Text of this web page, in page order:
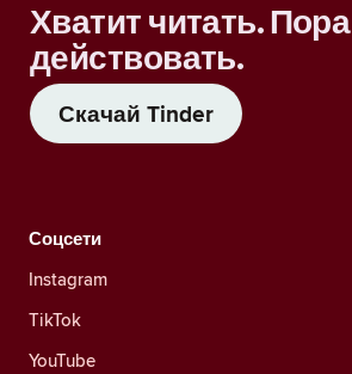
Хватит читать. Пора
действовать.
Скачай Tinder
Соцсети
Instagram
TikTok
YouTube